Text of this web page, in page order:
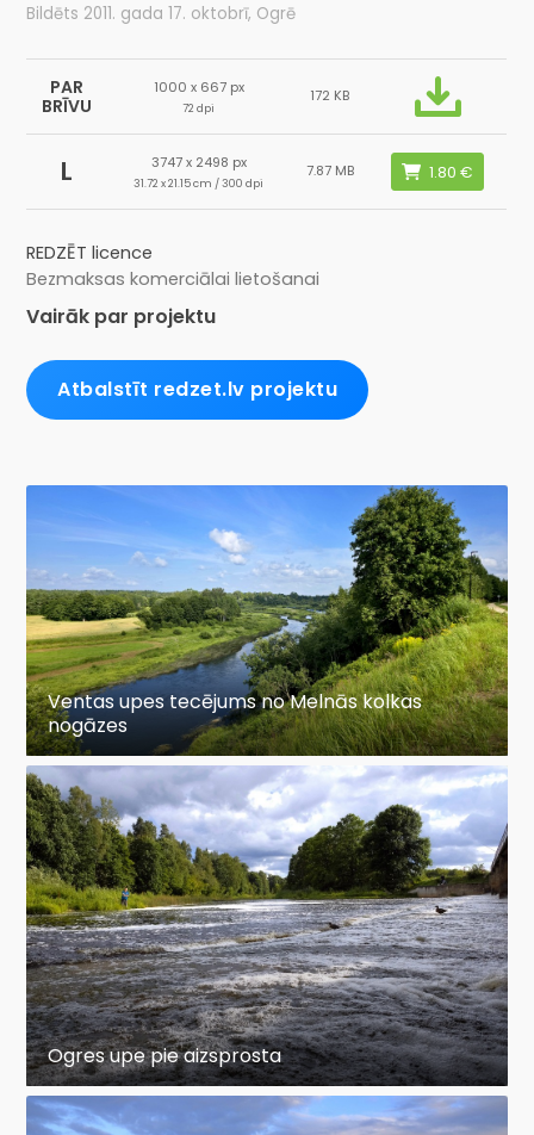
Bildēts 2011. gada 17. oktobrī, Ogrē
PAR
BRĪVU
1000 x 667 px
72 dpi
172 KB
L 3747 x 2498 px
31.72 x 21.15 cm / 300 dpi
7.87 MB
REDZĒT licence
Bezmaksas komerciālai lietošanai
Vairāk par projektu
Atbalstīt redzet.lv projektu
Ventas upes tecējums no Melnās kolkas
nogāzes
Ogres upe pie aizsprosta